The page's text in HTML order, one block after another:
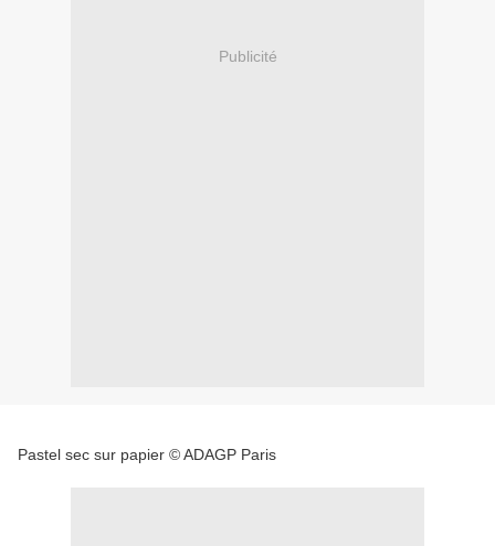
Publicité
Pastel sec sur papier © ADAGP Paris